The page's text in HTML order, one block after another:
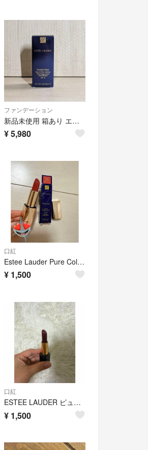
ファンデーション
新品未使用 箱あり エスティローダー ダブルウェア サンド 1W2
¥5,980
口紅
Estee Lauder Pure Color Lipstick #131 Bois De Rose
¥ 1,500
口紅
ESTEE LAUDER ピュアエンヴィー ハイラスター リップスティック 43 プラムバイト
¥ 1,500